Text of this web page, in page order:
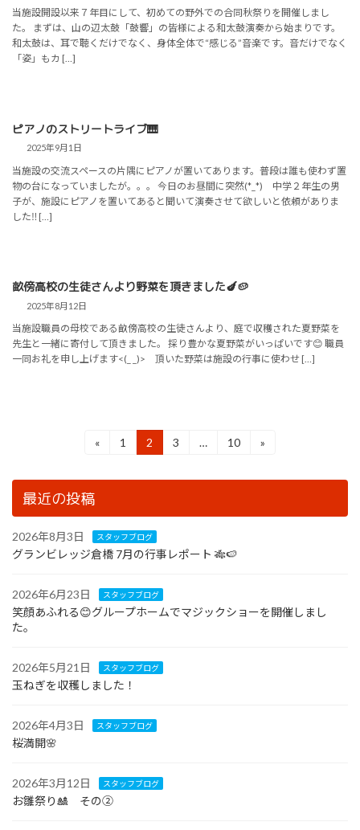
当施設開設以来７年目にして、初めての野外での合同秋祭りを開催しまし
た。 まずは、山の辺太鼓「鼓響」の皆様による和太鼓演奏から始まりです。
和太鼓は、耳で聴くだけでなく、身体全体で“感じる”音楽です。音だけでなく
「姿」もカ […]
ピアノのストリートライブ🎹
2025年9月1日
当施設の交流スペースの片隅にピアノが置いてあります。普段は誰も使わず置
物の台になっていましたが。。。 今日のお昼間に突然(*_*) 中学２年生の男
子が、施設にピアノを置いてあると聞いて演奏させて欲しいと依頼がありま
した‼ […]
畝傍高校の生徒さんより野菜を頂きました🍆🥔
2025年8月12日
当施設職員の母校である畝傍高校の生徒さんより、庭で収穫された夏野菜を
先生と一緒に寄付して頂きました。 採り豊かな夏野菜がいっぱいです😊 職員
一同お礼を申し上げます<(_ _)> 頂いた野菜は施設の行事に使わせ […]
の
ペ
ー
送
り
«
固
1
固
定
2
固
3 …
固
10 »
最近の投稿
2026年8月3日 スタッフブログ
グランビレッジ倉橋 7月の行事レポート 🎋🍉
2026年6月23日 スタッフブログ
笑顔あふれる😊グループホームでマジックショーを開催しまし
た。
2026年5月21日 スタッフブログ
玉ねぎを収穫しました！
2026年4月3日 スタッフブログ
桜満開🌸
2026年3月12日 スタッフブログ
お雛祭り🎎 その②